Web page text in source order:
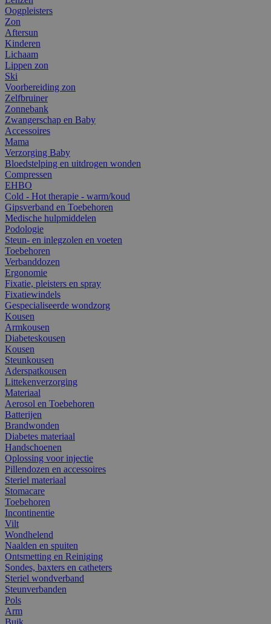
Oogpleisters
Zon
Aftersun
Kinderen
Lichaam
Lippen zon
Ski
Voorbereiding zon
Zelfbruiner
Zonnebank
Zwangerschap en Baby
Accessoires
Mama
Verzorging Baby
Bloedstelping en uitdrogen wonden
Compressen
EHBO
Cold - Hot therapie - warm/koud
Gipsverband en Toebehoren
Medische hulpmiddelen
Podologie
Steun- en inlegzolen en voeten
Toebehoren
Verbanddozen
Ergonomie
Fixatie, pleisters en spray
Fixatiewindels
Gespecialiseerde wondzorg
Kousen
Armkousen
Diabeteskousen
Kousen
Steunkousen
Aderspatkousen
Littekenverzorging
Materiaal
Aerosol en Toebehoren
Batterijen
Brandwonden
Diabetes materiaal
Handschoenen
Oplossing voor injectie
Pillendozen en accessoires
Steriel materiaal
Stomacare
Toebehoren
Incontinentie
Vilt
Wondhelend
Naalden en spuiten
Ontsmetting en Reiniging
Sondes, baxters en catheters
Steriel wondverband
Steunverbanden
Pols
Arm
Buik